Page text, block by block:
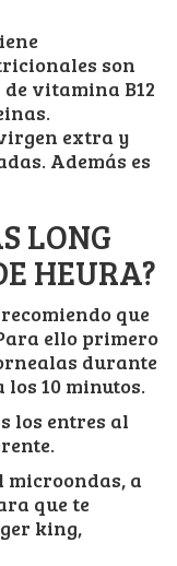
son
vitamina B12
extra y
Además es
LONG
HEURA?
que
ello primero
durante
10 minutos.
los entres al
microondas, a
que te
king,